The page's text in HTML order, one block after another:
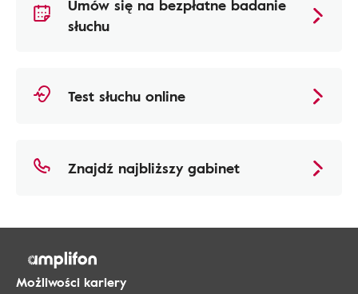
Umów się na bezpłatne badanie
słuchu
Test słuchu online
Znajdź najbliższy gabinet
Możliwości kariery